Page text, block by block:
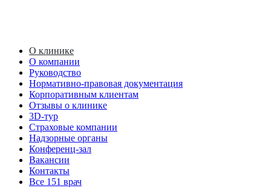
О клинике
О компании
Руководство
Нормативно-правовая документация
Корпоративным клиентам
Отзывы о клинике
3D-тур
Страховые компании
Надзорные органы
Конференц-зал
Вакансии
Контакты
Все 151 врач